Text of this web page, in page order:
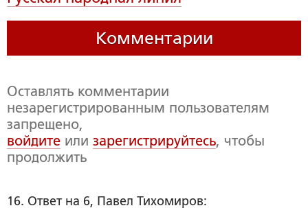
Комментарии
Оставлять комментарии
незарегистрированным пользователям
запрещено,
войдите или зарегистрируйтесь, чтобы
продолжить
16. Ответ на 6, Павел Тихомиров: